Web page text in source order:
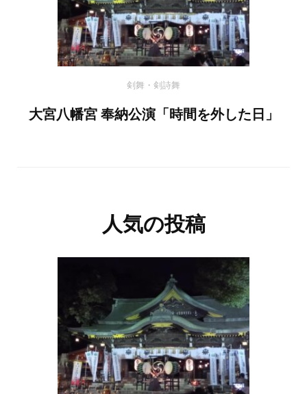
剣舞・剣詩舞
大宮八幡宮 奉納公演「時間を外した日」
人気の投稿